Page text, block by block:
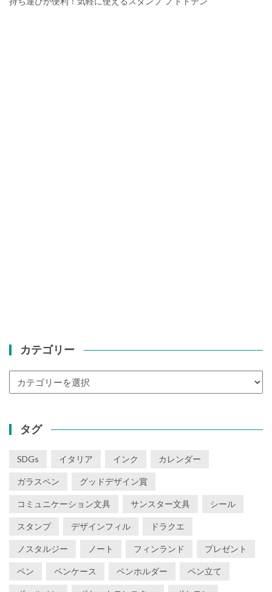
カテゴリー
タグ
SDGs イタリア インク カレンダー
ガラスペン グッドデザイン賞
コミュニケーション文具 サンスター文具 シール
スタンプ デザインフィル ドラクエ
ノスタルジー ノート フィンランド プレゼント
ペン ペンケース ペンホルダー ペン立て